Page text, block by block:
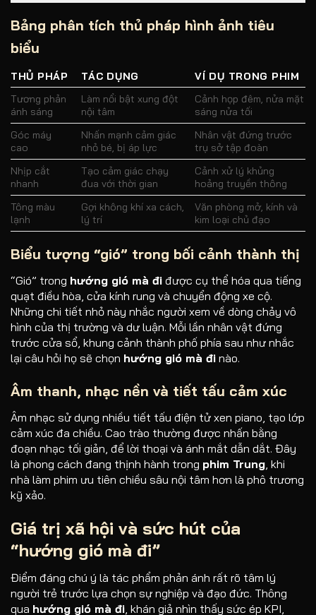
Bảng phân tích thủ pháp hình ảnh tiêu
biểu
THỦ PHÁP TÁC DỤNG
VÍ DỤ TRONG PHIM
Tương phản
ánh sáng
Làm nổi bật xung đột
nội tâm
Cảnh họp đêm, nửa mặt
sáng nửa tối
Góc máy
cao
Nhấn mạnh cảm giác
nhỏ bé, bị áp lực
Nhân vật đứng trước
trụ sở tập đoàn
Nhịp cắt
nhanh
Tạo cảm giác chạy
đua với thời gian
Cảnh xử lý khủng
hoảng truyền thông
Tông màu
lạnh
Gợi không khí xa cách,
lý trí
Văn phòng mở, kính và
kim loại chủ đạo
Biểu tượng “gió” trong bối cảnh thành thị
“Gió” trong hướng gió mà đi được cụ thể hóa qua tiếng
quạt điều hòa, cửa kính rung và chuyển động xe cộ.
Những chi tiết nhỏ này nhắc người xem về dòng chảy vô
hình của thị trường và dư luận. Mỗi lần nhân vật đứng
trước cửa sổ, khung cảnh thành phố phía sau như nhắc
lại câu hỏi họ sẽ chọn hướng gió mà đi nào.
Âm thanh, nhạc nền và tiết tấu cảm xúc
Âm nhạc sử dụng nhiều tiết tấu điện tử xen piano, tạo lớp
cảm xúc đa chiều. Cao trào thường được nhấn bằng
đoạn nhạc tối giản, để lời thoại và ánh mắt dẫn dắt. Đây
là phong cách đang thịnh hành trong phim Trung, khi
nhà làm phim ưu tiên chiều sâu nội tâm hơn là phô trương
kỹ xảo.
Giá trị xã hội và sức hút của
“hướng gió mà đi”
Điểm đáng chú ý là tác phẩm phản ánh rất rõ tâm lý
người trẻ trước lựa chọn sự nghiệp và đạo đức. Thông
qua hướng gió mà đi, khán giả nhìn thấy sức ép KPI,